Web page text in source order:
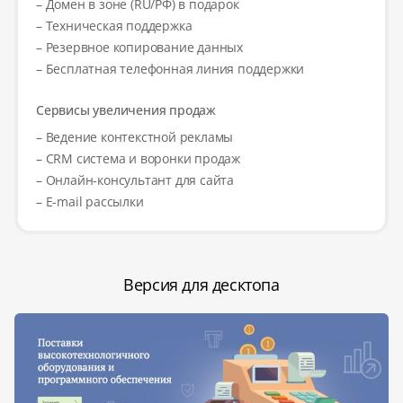
– Домен в зоне (RU/РФ) в подарок
– Техническая поддержка
– Резервное копирование данных
– Бесплатная телефонная линия поддержки
Сервисы увеличения продаж
– Ведение контекстной рекламы
– CRM система и воронки продаж
– Онлайн-консультант для сайта
– E-mail рассылки
Версия для десктопа